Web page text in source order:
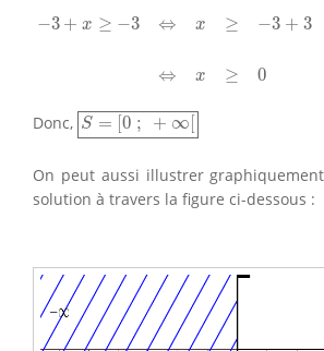
−3 + x ≥ −3 ⇔ x ≥ −3 + 3
⇔ x ≥ 0
3+ x ≥− 3 x≥ 3 + ⇔ ≥0
Donc, S = [0 ; + ∞
S=[0;+∞[
On peut aussi illustrer
solution à travers la figure ci-dessous :